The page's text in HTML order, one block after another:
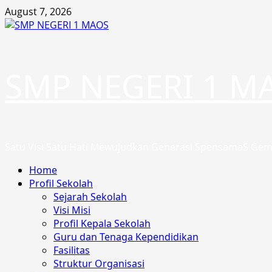
Skip
to
August 7, 2026
Primary
Menu
Home
Profil Sekolah
Sejarah Sekolah
Visi Misi
Profil Kepala Sekolah
Guru dan Tenaga Kependidikan
Fasilitas
Struktur Organisasi